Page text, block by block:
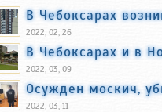
В Чебоксарах
2022, 02, 26
В Чебоксарах и в
2022, 03, 09
Осужден москич,
2022, 03, 11